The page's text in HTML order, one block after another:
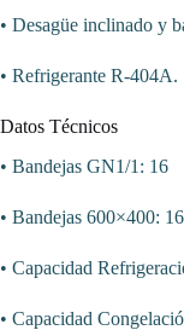
• Desagüe inclinado y
• Refrigerante R-404A.
Datos Técnicos
• Bandejas GN1/1: 16
• Bandejas 600×400: 16
• Capacidad
• Capacidad